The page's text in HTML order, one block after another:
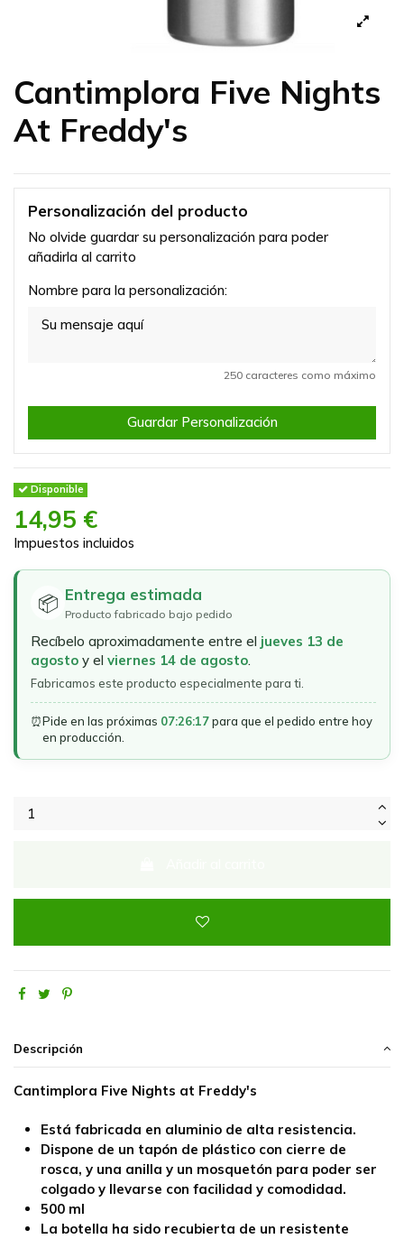
Cantimplora Five Nights
At Freddy's
Personalización del producto
No olvide guardar su personalización para poder
añadirla al carrito
Nombre para la personalización:
250 caracteres como máximo
Guardar Personalización
Disponible
14,95 €
Impuestos incluidos
📦 Entrega estimada
Producto fabricado bajo pedido
Recíbelo aproximadamente entre el jueves 13 de
agosto y el viernes 14 de agosto.
Fabricamos este producto especialmente para ti.
⏰Pide en las próximas 07:26:17para que el pedido entre hoy
en producción.
Descripción
Cantimplora Five Nights at Freddy's
Está fabricada en aluminio de alta resistencia.
Dispone de un tapón de plástico con cierre de
rosca, y una anilla y un mosquetón para poder ser
colgado y llevarse con facilidad y comodidad.
500 ml
La botella ha sido recubierta de un resistente